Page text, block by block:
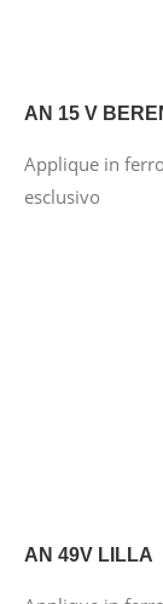
AN 15 V
Applique in
esclusivo
AN 49V LILLA